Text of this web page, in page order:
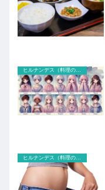
ヒルナンデス（料理のレシピ以外）
ヒルナンデス（料理のレシピ以外）